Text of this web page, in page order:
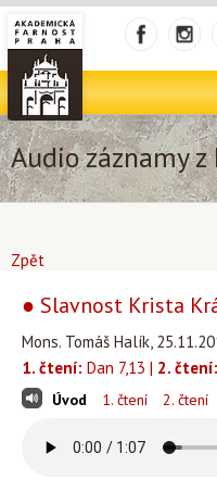
Audio záznamy
Zpět
● Slavnost Krista
Mons. Tomáš Halík,
1. čtení: Dan 7,13 | 2. čtení:
Úvod 1. čtení 2. čtení